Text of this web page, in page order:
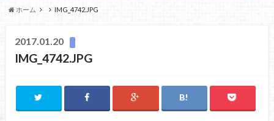
ホーム IMG_4742.JPG
2017.01.20
IMG_4742.JPG